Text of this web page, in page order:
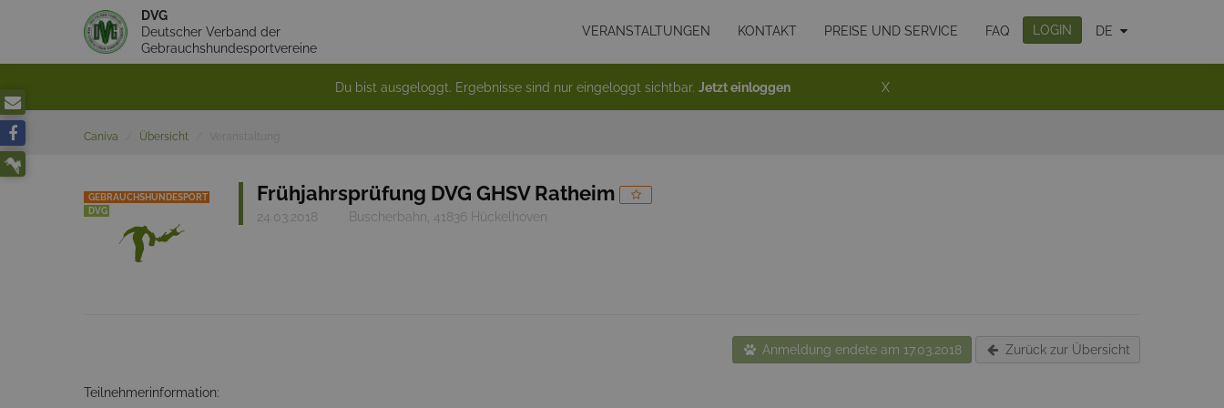
DVG
Deutscher Verband der
Gebrauchshundesportvereine
VERANSTALTUNGEN KONTAKT PREISE UND SERVICE FAQ LOGIN DE
Du bist ausgeloggt. Ergebnisse sind nur eingeloggt sichtbar. Jetzt einloggen X
Caniva Übersicht
GEBRAUCHSHUNDESPORT
DVG
Frühjahrsprüfung DVG GHSV Ratheim
24.03.2018 Buscherbahn, 41836 Hückelhoven
Anmeldung endete am 17.03.2018 Zurück zur Übersicht
Teilnehmerinformation: